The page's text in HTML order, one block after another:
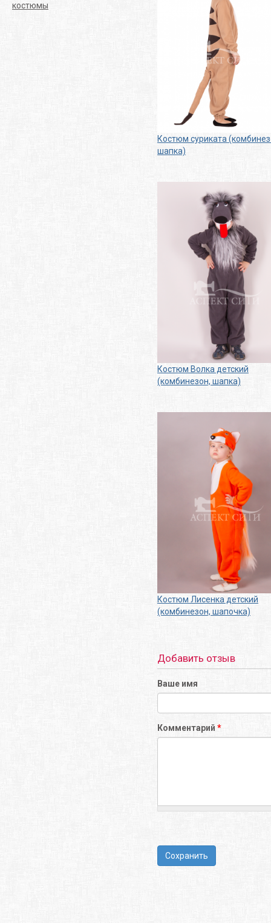
костюмы
Костюм суриката
шапка)
Костюм Волка детский
(комбинезон, шапка)
Костюм Лисенка детский
(комбинезон, шапочка)
Добавить отзыв
Ваше имя
Комментарий *
Сохранить